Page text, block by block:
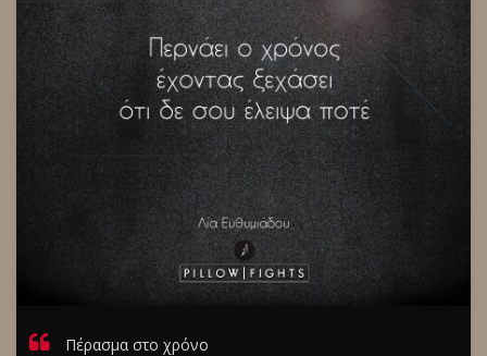
Πέρασμα στο χρόνο